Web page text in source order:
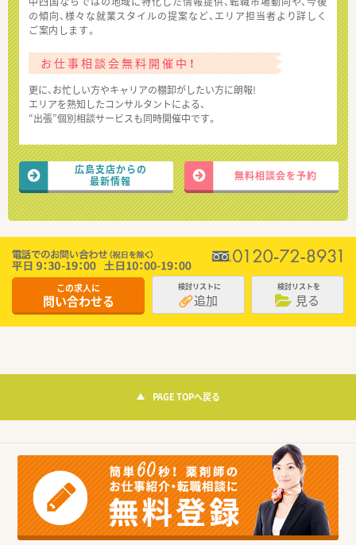
の傾向、様々な就業スタイルの提案など、エリア担当者より詳しく
ご案内します。
お仕事相談会無料開催中！
更に、お忙しい方やキャリアの棚卸がしたい方に朗報!
エリアを熟知したコンサルタントによる、
“出張”個別相談サービスも同時開催中です。
広島支店からの
最新情報
無料相談会を予約
この求人に
問い合わせる
検討リストに
追加
検討リストを
見る
PAGE TOPへ戻る